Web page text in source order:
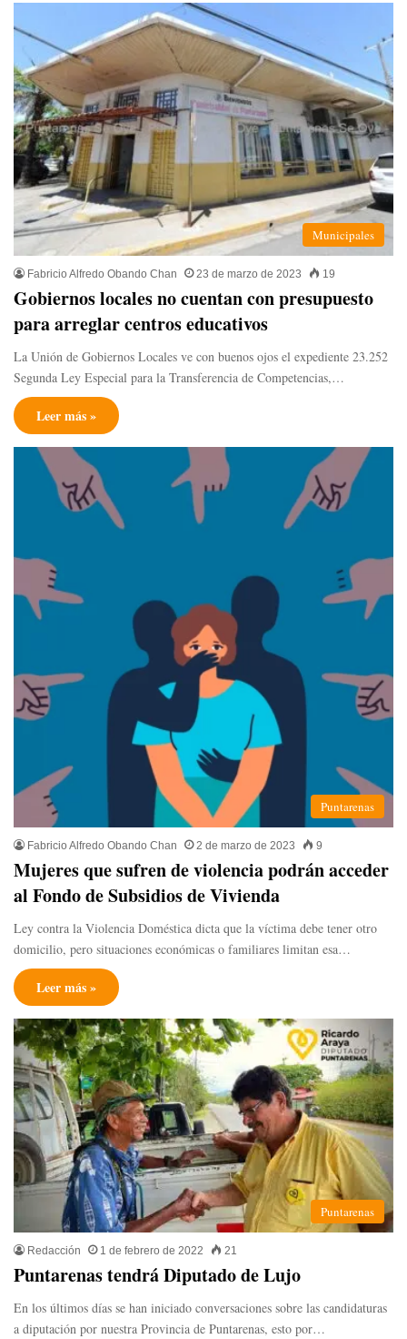
Municipales
Fabricio Alfredo Obando Chan 23 de marzo de 2023 19
Gobiernos locales no cuentan con presupuesto
para arreglar centros educativos
La Unión de Gobiernos Locales ve con buenos ojos el expediente 23.252
Segunda Ley Especial para la Transferencia de Competencias,…
Leer más »
Puntarenas
Fabricio Alfredo Obando Chan 2 de marzo de 2023 9
Mujeres que sufren de violencia podrán acceder
al Fondo de Subsidios de Vivienda
Ley contra la Violencia Doméstica dicta que la víctima debe tener otro
domicilio, pero situaciones económicas o familiares limitan esa…
Leer más »
Puntarenas
Redacción 1 de febrero de 2022 21
Puntarenas tendrá Diputado de Lujo
En los últimos días se han iniciado conversaciones sobre las candidaturas
a diputación por nuestra Provincia de Puntarenas, esto por…